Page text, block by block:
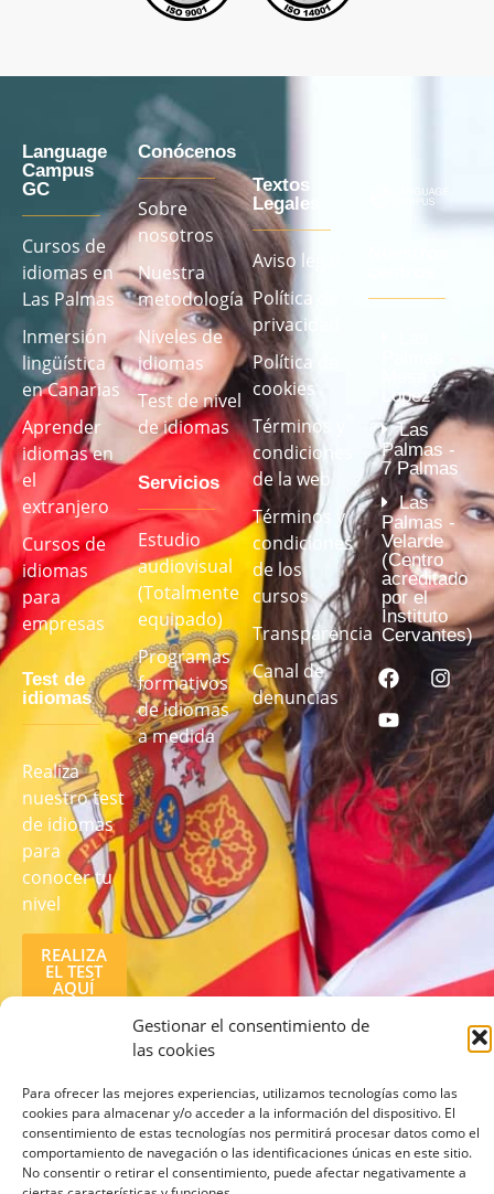
Gestionar el consentimiento de
las cookies
Para ofrecer las mejores experiencias, utilizamos tecnologías como las
cookies para almacenar y/o acceder a la información del dispositivo. El
consentimiento de estas tecnologías nos permitirá procesar datos como el
comportamiento de navegación o las identificaciones únicas en este sitio.
No consentir o retirar el consentimiento, puede afectar negativamente a
Language
Campus
GC
Cursos de
idiomas en
Las Palmas
Inmersión
lingüística
en Canarias
Aprender
idiomas en
el
extranjero
Cursos de
idiomas
para
empresas
Test de
idiomas
Realiza
nuestro test
de idiomas
para
conocer tu
nivel
REALIZA
EL TEST
AQUÍ
Conócenos
Sobre
nosotros
Nuestra
metodología
Niveles de
idiomas
Test de nivel
de idiomas
Servicios
Estudio
audiovisual
(Totalmente
equipado)
Programas
formativos
de idiomas
a medida
Textos
Legales
Aviso legal
Política de
privacidad
Política de
cookies
Términos y
condiciones
de la web
Términos y
condiciones
de los
cursos
Transparencia
Canal de
denuncias
Mesa y
López
Las
Palmas -
7 Palmas
Las
Palmas -
Velarde
(Centro
acreditado
por el
Instituto
Cervantes)
© 2026 lcampus.co Todos los derechos reservados.